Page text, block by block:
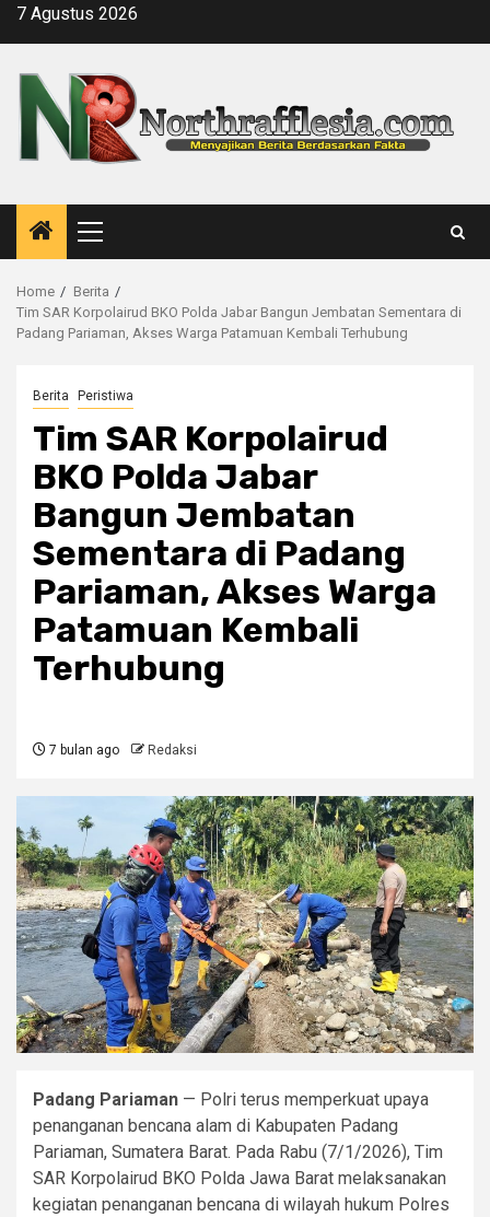
Skip7 Agustus 2026
Primary
Menu
Home
Berita
Tim SAR Korpolairud BKO Polda Jabar Bangun Jembatan Sementara di
Padang Pariaman, Akses Warga Patamuan Kembali Terhubung
Berita Peristiwa
Tim SAR Korpolairud
BKO Polda Jabar
Bangun Jembatan
Sementara di Padang
Pariaman, Akses Warga
Patamuan Kembali
Terhubung
7 bulan ago Redaksi
Padang Pariaman — Polri terus memperkuat upaya
penanganan bencana alam di Kabupaten Padang
Pariaman, Sumatera Barat. Pada Rabu (7/1/2026), Tim
SAR Korpolairud BKO Polda Jawa Barat melaksanakan
kegiatan penanganan bencana di wilayah hukum Polres